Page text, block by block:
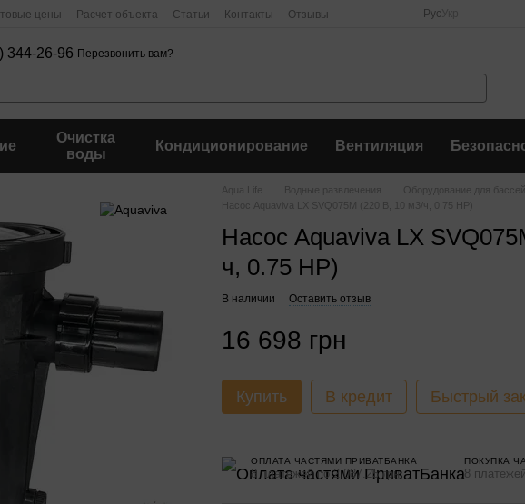
цены Расчет объекта Статьи Контакты Отзывы Рус
344-26-96 Перезвонить вам?
Очистка
воды
Кондиционирование Вентиляция
Aqua Life Водные развлечения Оборудование для
Насос Aquaviva LX SVQ075M (220 В, 10 м3/ч, 0.75 HP)
Насос Aquaviva LX
ч, 0.75 HP)
В наличии Оставить отзыв
16 698 грн
Купить В кредит Быстрый
ОПЛАТА ЧАСТЯМИ ПРИВАТБАНКА
8 платежей по 2 087.25 грн
ПОКУПКА
8